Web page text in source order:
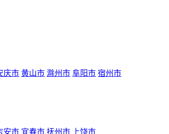
庆市 黄山市 滁州市 阜阳市 宿州市
安市 宜春市 抚州市 上饶市